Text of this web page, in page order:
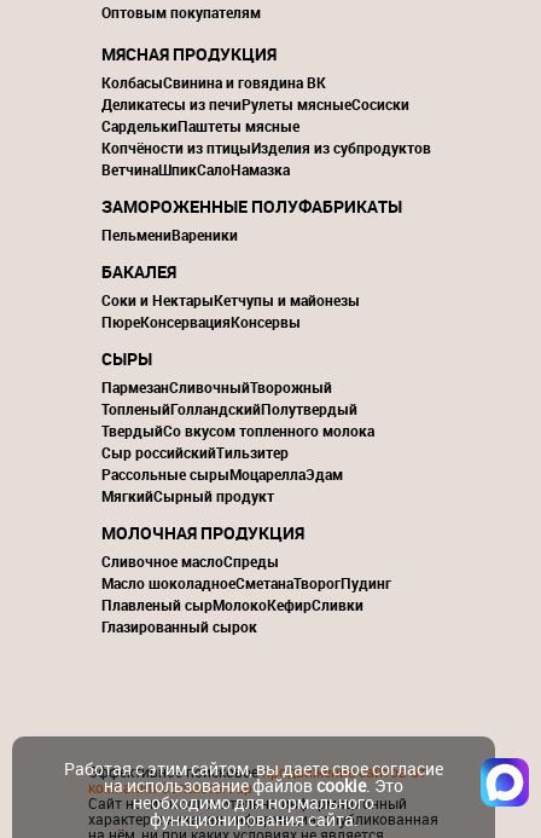
Оптовым покупателям
МЯСНАЯ ПРОДУКЦИЯ
КолбасыСвинина и говядина ВК
Деликатесы из печиРулеты мясныеСосиски
СарделькиПаштеты мясные
Копчёности из птицыИзделия из субпродуктов
ВетчинаШпикСалоНамазка
ЗАМОРОЖЕННЫЕ ПОЛУФАБРИКАТЫ
ПельмениВареники
БАКАЛЕЯ
Соки и НектарыКетчупы и майонезы
ПюреКонсервацияКонсервы
СЫРЫ
ПармезанСливочныйТворожный
ТопленыйГолландскийПолутвердый
ТвердыйСо вкусом топленного молока
Сыр российскийТильзитер
Рассольные сырыМоцареллаЭдам
МягкийСырный продукт
МОЛОЧНАЯ ПРОДУКЦИЯ
Сливочное маслоСпреды
Масло шоколадноеСметанаТворогПудинг
Плавленый сырМолокоКефирСливки
Глазированный сырок
Эффективное поисковоепродвижение сайтов от
компании ContactGroup
Сайт носит исключительно информационный
характер и никакая информация, опубликованная
Работая с этим сайтом, вы даете свое согласие
на использование файловcookie. Это
необходимо для нормального
функционирования сайта.